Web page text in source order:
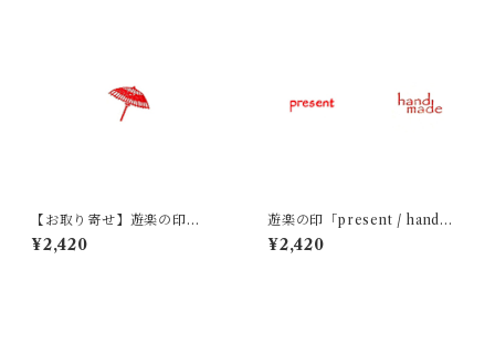
【お取り寄せ】遊楽の印
「傘」｜ 工房 蓮
¥2,420
遊楽の印「present / handma
de」｜ 工房 蓮
¥2,420